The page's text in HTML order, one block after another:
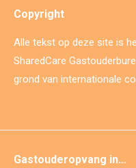
Copyright
Alle tekst op deze site is
SharedCare
grond van internationale
Gastouderopvang in…